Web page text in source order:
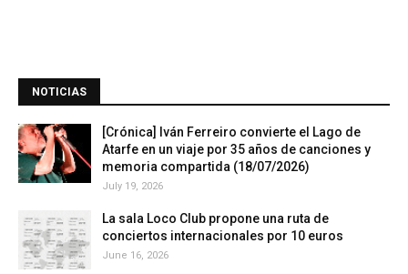
NOTICIAS
[Crónica] Iván Ferreiro convierte el Lago de
Atarfe en un viaje por 35 años de canciones y
memoria compartida (18/07/2026)
July 19, 2026
La sala Loco Club propone una ruta de
conciertos internacionales por 10 euros
June 16, 2026